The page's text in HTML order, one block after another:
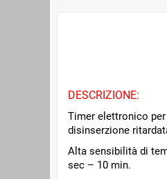
DESCRIZIONE:
Timer elettronico
disinserzione
Alta sensibilità di
sec – 10 min.